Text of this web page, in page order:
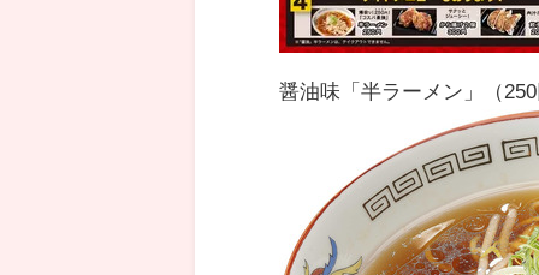
醤油味「半ラーメン」（